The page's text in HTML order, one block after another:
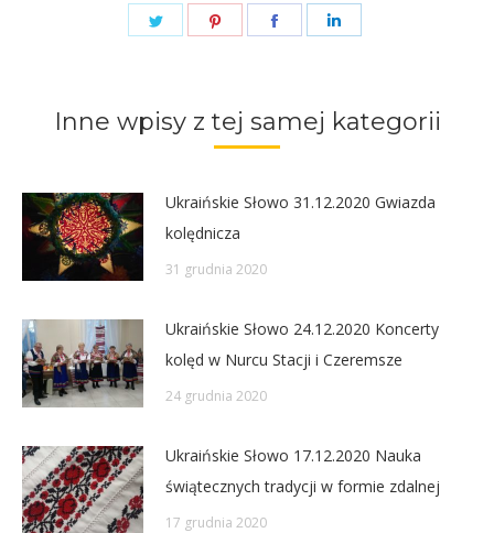
Share
Share
Share
Inne wpisy z tej samej kategorii
Ukraińskie Słowo 31.12.2020 Gwiazda
kolędnicza
31 grudnia 2020
Ukraińskie Słowo 24.12.2020 Koncerty
kolęd w Nurcu Stacji i Czeremsze
24 grudnia 2020
Ukraińskie Słowo 17.12.2020 Nauka
świątecznych tradycji w formie zdalnej
17 grudnia 2020